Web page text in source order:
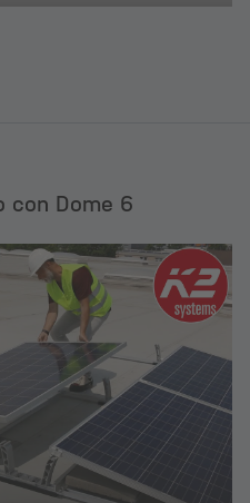
con Dome 6